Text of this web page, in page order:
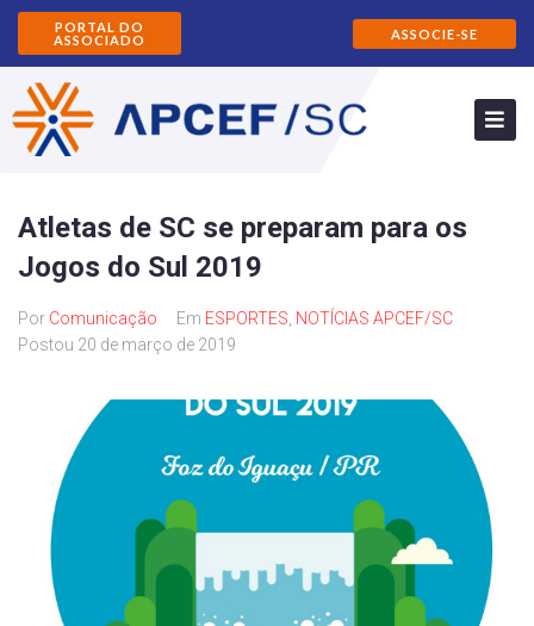
PORTAL DO
ASSOCIADO
ASSOCIE-SE
Atletas de SC se preparam para os
Jogos do Sul 2019
Por Comunicação Em ESPORTES NOTÍCIAS APCEF/SC
Postou 20 de março de 2019